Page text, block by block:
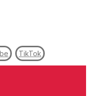
TikTok